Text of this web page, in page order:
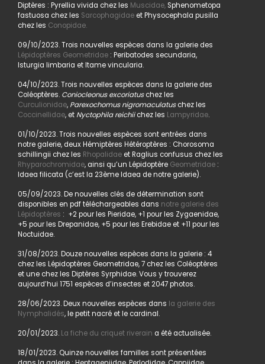
Diptères : Pyrellia vivida chez les Muscidae,Sphenometopa
fastuosa chez les Sarcophagidaeet Physocephala pusilla
chez les Conopidae.
09/10/2023. Trois nouvelles espèces dans la galerie des
Lépidoptères Geometridae: Peribatodes secundaria,
Isturgia limbaria et Itame vincularia.
04/10/2023. Trois nouvelles espèces dans la galerie des
Coléoptères. Coniocleonus excoriatuschez les
Curculionidae, Parexochomus nigromaculatuschez les
Coccinellidae, et Nyctophila reichiichez les Lampyridae.
01/10/2023. Trois nouvelles espèces sont entrées dans
notre galerie, deux Hémiptères Hétéroptères : Chorosoma
schillingii chez les Rhopalidaeet Raglius confusus chez les
Rhyparochromidae, ainsi qu’un Lépidoptère Geometridae:
Idaea filicata (c’est la 23ème Idaea de notre galerie).
05/09/2023. De nouvelles clés de détermination sont
disponibles en pdf téléchargeables dans notre galerie des
Lépidoptères : +2 pour les Pieridae, +1 pour les Zygaenidae,
+5 pour les Drepanidae, +5 pour les Erebidae et +11 pour les
Noctuidae.
31/08/2023. Douze nouvelles espèces dans la galerie : 4
chez les Lépidoptères Geometridae, 7 chez les Coléoptères
et une chez les Diptères Syrphidae. Vous y trouverez
aujourd’hui 1751 espèces d’insectes et 2047 photos.
28/06/2023. Deux nouvelles espèces dans la galerie des
Nymphalidés, le petit nacré et le cardinal.
20/01/2023. La fiche du criquet riverain a été actualisée.
18/01/2023. Quinze nouvelles familles sont présentées